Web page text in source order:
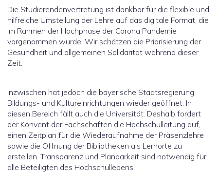
Die Studierendenvertretung ist dankbar für die flexible und
hilfreiche Umstellung der Lehre auf das digitale Format, die
im Rahmen der Hochphase der Corona Pandemie
vorgenommen wurde. Wir schätzen die Priorisierung der
Gesundheit und allgemeinen Solidarität während dieser
Zeit.
Inzwischen hat jedoch die bayerische Staatsregierung
Bildungs- und Kultureinrichtungen wieder geöffnet. In
diesen Bereich fällt auch die Universität. Deshalb fordert
der Konvent der Fachschaften die Hochschulleitung auf,
einen Zeitplan für die Wiederaufnahme der Präsenzlehre
sowie die Öffnung der Bibliotheken als Lernorte zu
erstellen. Transparenz und Planbarkeit sind notwendig für
alle Beteiligten des Hochschullebens.